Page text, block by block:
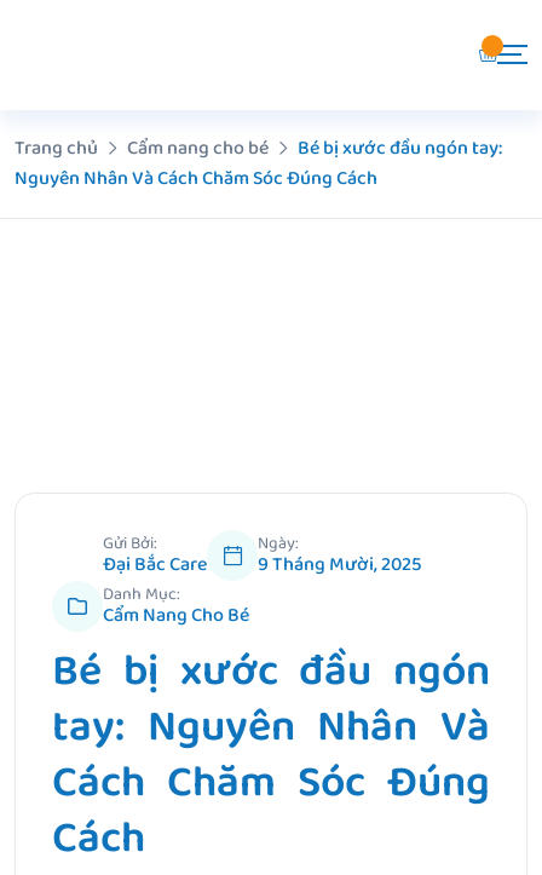
Trang chủ
Cẩm nang cho bé
Bé bị xước đầu ngón tay:
Nguyên Nhân Và Cách Chăm Sóc Đúng Cách
Gửi Bởi:
Đại Bắc Care
Ngày:
9 Tháng Mười, 2025
Danh Mục:
Cẩm Nang Cho Bé
Bé bị xước đầu ngón
tay: Nguyên Nhân Và
Cách Chăm Sóc Đúng
Cách